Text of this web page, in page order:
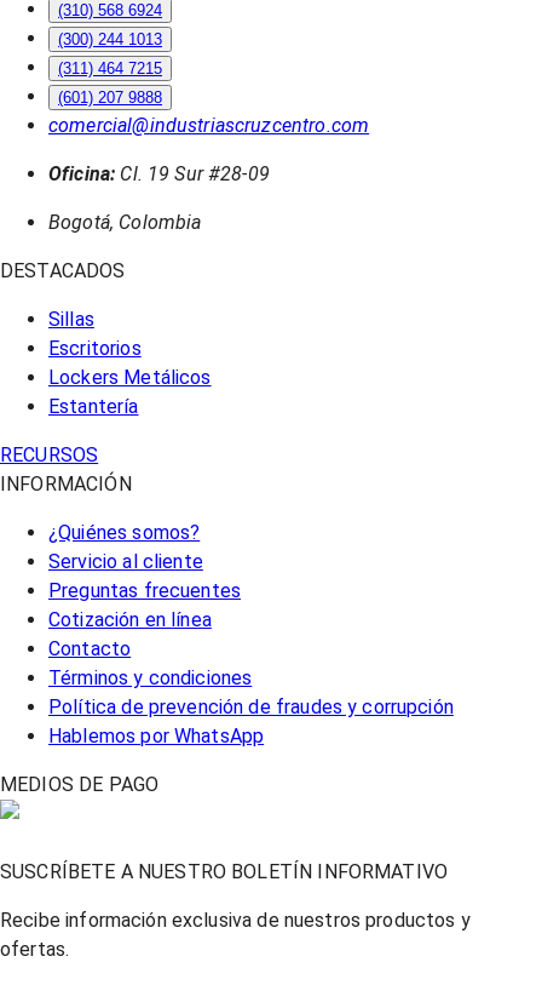
(310) 568 6924
(300) 244 1013
(311) 464 7215
(601) 207 9888
comercial@industriascruzcentro.com
Oficina: Cl. 19 Sur #28-09
Bogotá, Colombia
DESTACADOS
Sillas
Escritorios
Lockers Metálicos
Estantería
RECURSOS
INFORMACIÓN
¿Quiénes somos?
Servicio al cliente
Preguntas frecuentes
Cotización en línea
Contacto
Términos y condiciones
Política de prevención de fraudes y corrupción
Hablemos por WhatsApp
MEDIOS DE PAGO
SUSCRÍBETE A NUESTRO BOLETÍN INFORMATIVO
Recibe información exclusiva de nuestros productos y
ofertas.